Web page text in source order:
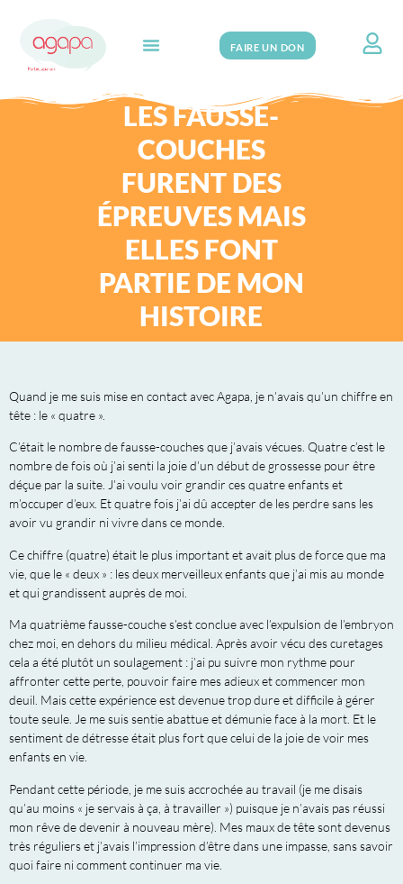
FAIRE UN DON
LES FAUSSE-
COUCHES
FURENT DES
ÉPREUVES MAIS
ELLES FONT
PARTIE DE MON
HISTOIRE
Quand je me suis mise en contact avec Agapa, je n’avais qu’un chiffre en
tête : le « quatre ».
C’était le nombre de fausse-couches que j’avais vécues. Quatre c’est le
nombre de fois où j’ai senti la joie d’un début de grossesse pour être
déçue par la suite. J’ai voulu voir grandir ces quatre enfants et
m’occuper d’eux. Et quatre fois j’ai dû accepter de les perdre sans les
avoir vu grandir ni vivre dans ce monde.
Ce chiffre (quatre) était le plus important et avait plus de force que ma
vie, que le « deux » : les deux merveilleux enfants que j’ai mis au monde
et qui grandissent auprès de moi.
Ma quatrième fausse-couche s’est conclue avec l’expulsion de l’embryon
chez moi, en dehors du milieu médical. Après avoir vécu des curetages
cela a été plutôt un soulagement : j’ai pu suivre mon rythme pour
affronter cette perte, pouvoir faire mes adieux et commencer mon
deuil. Mais cette expérience est devenue trop dure et difficile à gérer
toute seule. Je me suis sentie abattue et démunie face à la mort. Et le
sentiment de détresse était plus fort que celui de la joie de voir mes
enfants en vie.
Pendant cette période, je me suis accrochée au travail (je me disais
qu’au moins « je servais à ça, à travailler ») puisque je n’avais pas réussi
mon rêve de devenir à nouveau mère). Mes maux de tête sont devenus
très réguliers et j’avais l’impression d’être dans une impasse, sans savoir
quoi faire ni comment continuer ma vie.